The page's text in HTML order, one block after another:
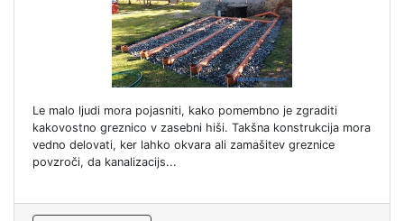
Le malo ljudi mora pojasniti, kako pomembno je zgraditi
kakovostno greznico v zasebni hiši. Takšna konstrukcija mora
vedno delovati, ker lahko okvara ali zamašitev greznice
povzroči, da kanalizacijs...